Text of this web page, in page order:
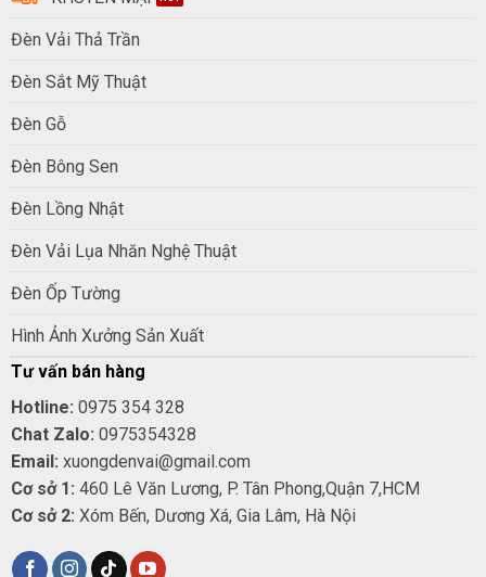
Đèn Vải Thả Trần
Đèn Sắt Mỹ Thuật
Đèn Gỗ
Đèn Bông Sen
Đèn Lồng Nhật
Đèn Vải Lụa Nhăn Nghệ Thuật
Đèn Ốp Tường
Hình Ảnh Xưởng Sản Xuất
Tư vấn bán hàng
Hotline: 0975 354 328
Chat Zalo: 0975354328
Email: xuongdenvai@gmail.com
Cơ sở 1: 460 Lê Văn Lương, P. Tân Phong,Quận 7,HCM
Cơ sở 2: Xóm Bến, Dương Xá, Gia Lâm, Hà Nội